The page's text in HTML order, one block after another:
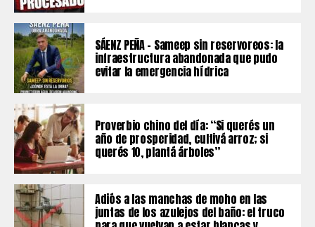
SÁENZ PEÑA – Sameep sin reservoreos: la
infraestructura abandonada que pudo
evitar la emergencia hídrica
Proverbio chino del día: “Si querés un
año de prosperidad, cultivá arroz; si
querés 10, plantá árboles”
Adiós a las manchas de moho en las
juntas de los azulejos del baño: el truco